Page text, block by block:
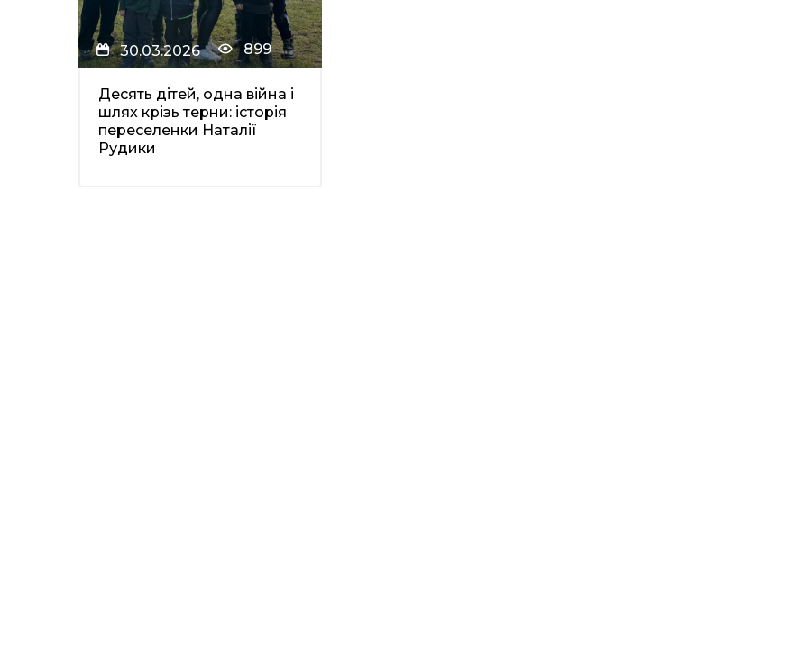
30.03.2026 899
Десять дітей, одна війна і
шлях крізь терни: історія
переселенки Наталії
Рудики